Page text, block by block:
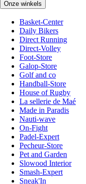
Onze winkels
Basket-Center
Daily Bikers
Direct Running
Direct-Volley
Foot-Store
Galop-Store
Golf and co
Handball-Store
House of Rugby
La sellerie de Maé
Made in Paradis
Nauti-wave
On-Fight
Padel-Expert
Pecheur-Store
Pet and Garden
Slowood Interior
Smash-Expert
Sneak'In